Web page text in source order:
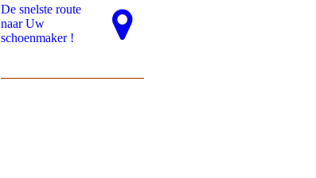
De snelste route
naar Uw
schoenmaker !